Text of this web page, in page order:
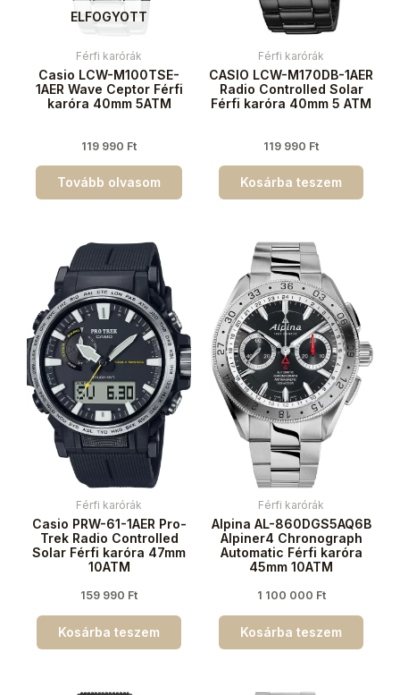
ELFOGYOTT
Férfi karórák
Casio LCW-M100TSE-
1AER Wave Ceptor Férfi
karóra 40mm 5ATM
119 990 Ft
Tovább olvasom
Férfi karórák
CASIO LCW-M170DB-1AER
Radio Controlled Solar
Férfi karóra 40mm 5 ATM
119 990 Ft
Kosárba teszem
Férfi karórák
Casio PRW-61-1AER Pro-
Trek Radio Controlled
Solar Férfi karóra 47mm
10ATM
159 990 Ft
Kosárba teszem
Férfi karórák
Alpina AL-860DGS5AQ6B
Alpiner4 Chronograph
Automatic Férfi karóra
45mm 10ATM
1 100 000 Ft
Kosárba teszem